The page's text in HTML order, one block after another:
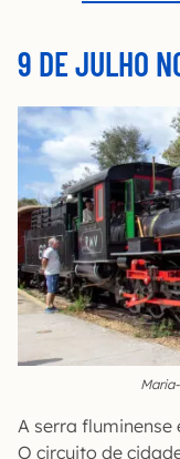
9 DE JULHO
A serra
O circuito de